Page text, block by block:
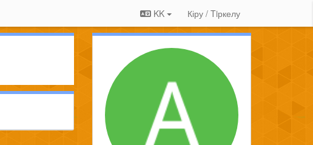
KK Кіру / Tiркелу